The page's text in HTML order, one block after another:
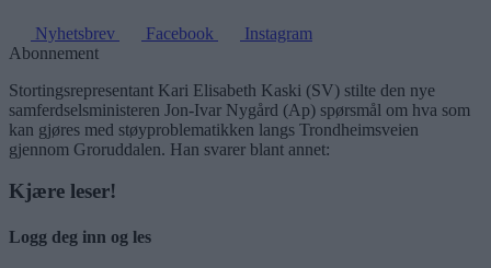
Nyhetsbrev Facebook
Instagram
Abonnement
Stortingsrepresentant Kari Elisabeth Kaski (SV) stilte den nye
samferdselsministeren Jon-Ivar Nygård (Ap) spørsmål om hva som
kan gjøres med støyproblematikken langs Trondheimsveien
gjennom Groruddalen. Han svarer blant annet:
Kjære leser!
Logg deg inn og les